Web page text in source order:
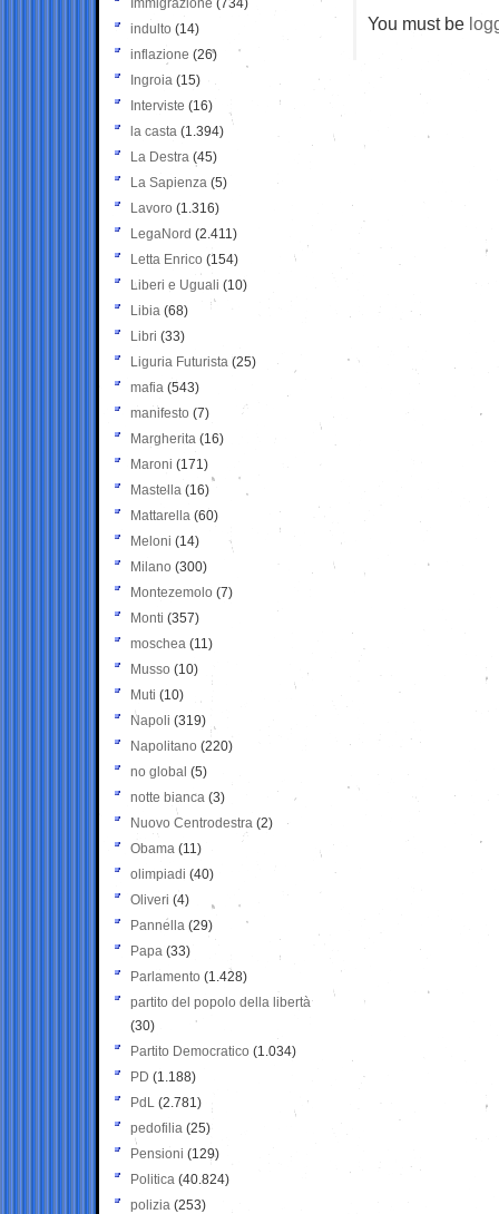
You must be
Immigrazione (734)
indulto (14)
inflazione (26)
Ingroia (15)
Interviste (16)
la casta (1.394)
La Destra (45)
La Sapienza (5)
Lavoro (1.316)
LegaNord (2.411)
Letta Enrico (154)
Liberi e Uguali (10)
Libia (68)
Libri (33)
Liguria Futurista (25)
mafia (543)
manifesto (7)
Margherita (16)
Maroni (171)
Mastella (16)
Mattarella (60)
Meloni (14)
Milano (300)
Montezemolo (7)
Monti (357)
moschea (11)
Musso (10)
Muti (10)
Napoli (319)
Napolitano (220)
no global (5)
notte bianca (3)
Nuovo Centrodestra (2)
Obama (11)
olimpiadi (40)
Oliveri (4)
Pannella (29)
Papa (33)
Parlamento (1.428)
partito del popolo della libertà
(30)
Partito Democratico (1.034)
PD (1.188)
PdL (2.781)
pedofilia (25)
Pensioni (129)
Politica (40.824)
polizia (253)